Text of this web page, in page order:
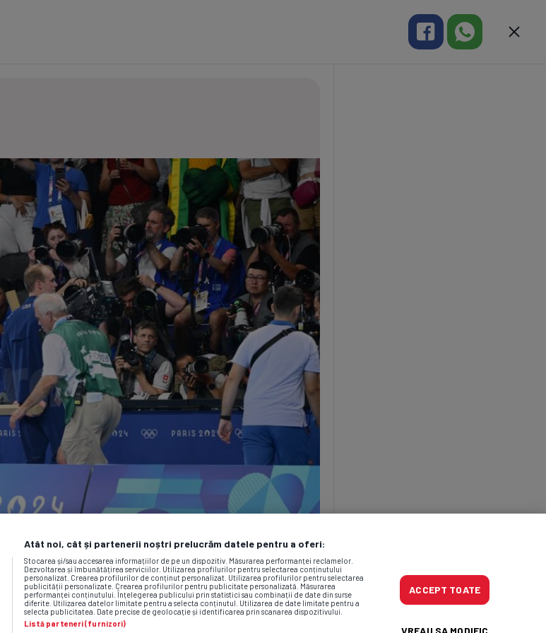
Atât noi, cât și partenerii noștri prelucrăm datele pentru a oferi:
Stocarea și/sau accesarea informațiilor de pe un dispozitiv. Măsurarea performanței reclamelor.
Dezvoltarea și îmbunătățirea serviciilor. Utilizarea profilurilor pentru selectarea conținutului
personalizat. Crearea profilurilor de conținut personalizat. Utilizarea profilurilor pentru selectarea
publicității personalizate. Crearea profilurilor pentru publicitate personalizată. Măsurarea
performanței conținutului. Înțelegerea publicului prin statistici sau combinații de date din surse
diferite. Utilizarea datelor limitate pentru a selecta conținutul. Utilizarea de date limitate pentru a
selecta publicitatea. Date precise de geolocație și identificarea prin scanarea dispozitivului.
Listă parteneri (furnizori)
ACCEPT TOATE
VREAU SA MODIFIC